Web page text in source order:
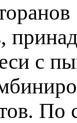
с
По